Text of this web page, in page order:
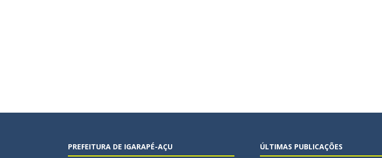
PREFEITURA DE IGARAPÉ-AÇU ÚLTIMAS PUBLICAÇÕES